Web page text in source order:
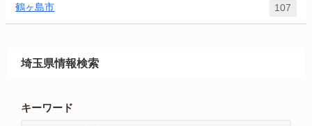
鶴ヶ島市 107
埼玉県情報検索
キーワード